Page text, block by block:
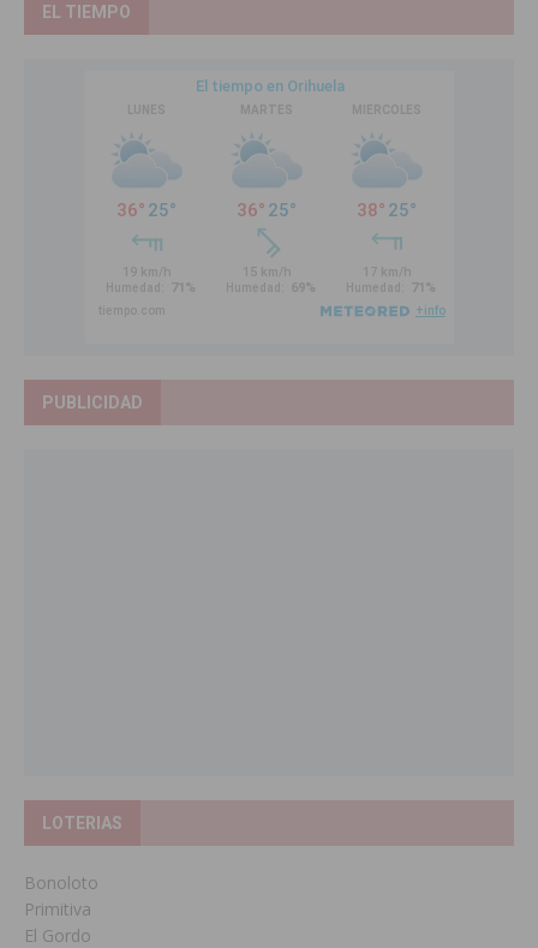
EL TIEMPO
PUBLICIDAD
LOTERIAS
Bonoloto
Primitiva
El Gordo